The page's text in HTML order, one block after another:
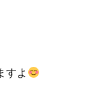
すよ